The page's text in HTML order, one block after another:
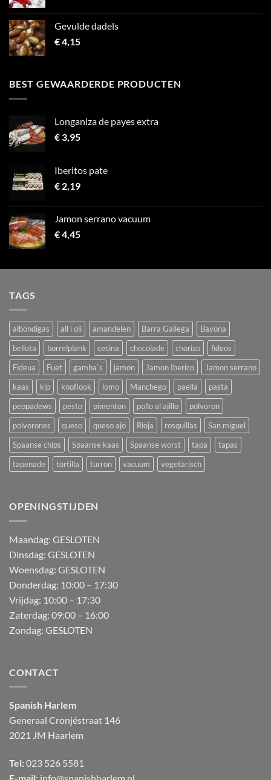
Gevulde dadels
€4,15
BEST GEWAARDERDE PRODUCTEN
Longaniza de payes extra
€3,95
Iberitos pate
€ 2,19
Jamon serrano vacuum
€4,45
TAGS
albondigas all i oli amandelen Barra Gallega
Bayona
bellota
borrelplank cecina chocolade chorizo
fideos
Fideua
Fuet gamba`s jamon Jamon Iberico
Jamon serrano
kaas
kip knoflook lomo Manchego paella
pasta
peppadews
pesto pimenton pollo al ajillo
polvoron
polvorones
queso queso ajo Rioja rosquillas
San miguel
Spaanse chips
Spaanse kaas Spaanse worst tapa
tapas
tapenade
tortilla turron vacuum vegetarisch
OPENINGSTIJDEN
Maandag: GESLOTEN
Dinsdag: GESLOTEN
Woensdag: GESLOTEN
Donderdag: 10:00 – 17:30
Vrijdag: 10:00 – 17:30
Zaterdag: 09:00 – 16:00
Zondag: GESLOTEN
CONTACT
Spanish Harlem
Generaal Cronjéstraat 146
2021 JM Haarlem
Tel: 023 526 5581